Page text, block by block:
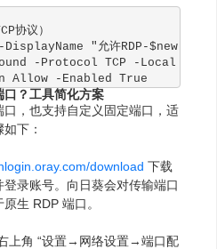
协议）
"允许RDP-$new
-Protocol TCP -Local
Allow -Enabled True
口？工具简化方案
，也支持自定义固定端口，适
下：
download 下载
录账号。向日葵会对传输端口
生 RDP 端口。
上角 “设置→网络设置→端口配